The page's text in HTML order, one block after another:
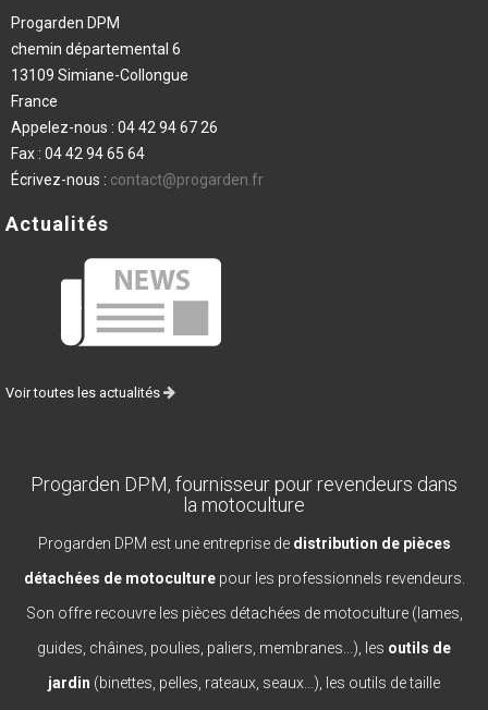
Progarden DPM
chemin départemental 6
13109 Simiane-Collongue
France
Appelez-nous : 04 42 94 67 26
Fax : 04 42 94 65 64
Écrivez-nous : contact@progarden.fr
Actualités
Voir toutes les actualités
Progarden DPM, fournisseur pour revendeurs dans
la motoculture
Progarden DPM est une entreprise de distribution de pièces
détachées de motoculturepour les professionnels revendeurs.
Son offre recouvre les pièces détachées de motoculture (lames,
guides, châines, poulies, paliers, membranes...), les outils de
jardin (binettes, pelles, rateaux, seaux...), les outils de taille